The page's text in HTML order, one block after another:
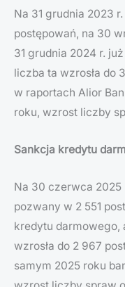
Na 31 grudnia 2023
postępowań, na 30
31 grudnia 2024 r.
liczba ta wzrosła do
w raportach Alior
roku, wzrost liczby
Sankcja kredytu
Na 30 czerwca 2025
pozwany w 2 551
kredytu darmowego,
wzrosła do 2 967
samym 2025 roku